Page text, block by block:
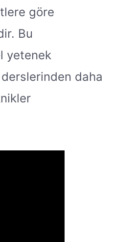
göre
Bu
yetenek
daha